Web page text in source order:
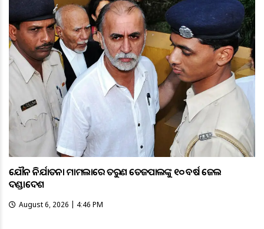
ଯୌନ ନିର୍ଯାତନା ମାମଲାରେ ତରୁଣ ତେଜପାଲଙ୍କୁ ୧୦ ବର୍ଷ ଜେଲ
ଦଣ୍ଡାଦେଶ
August 6, 2026 | 4:46 PM